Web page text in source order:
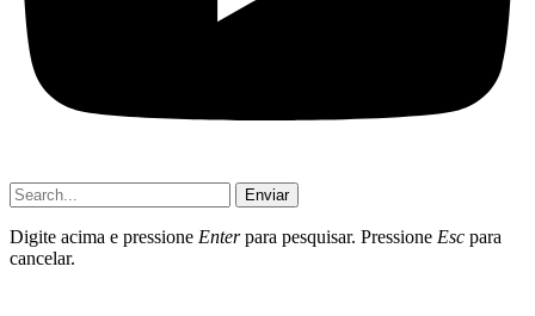
Enviar
Digite acima e pressione Enterpara pesquisar. Pressione Esc para
cancelar.